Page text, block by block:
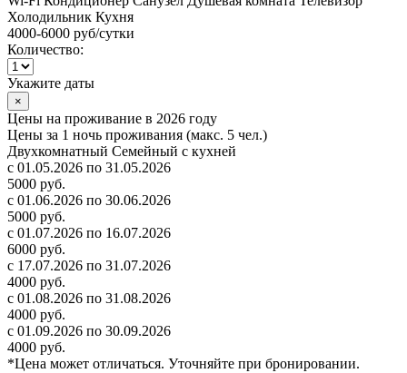
Холодильник Кухня
4000-6000 руб/сутки
Количество:
Укажите даты
×
Цены на проживание в 2026 году
Цены за 1 ночь проживания (макс. 5 чел.)
Двухкомнатный Семейный с кухней
с 01.05.2026 по 31.05.2026
5000 руб.
с 01.06.2026 по 30.06.2026
5000 руб.
с 01.07.2026 по 16.07.2026
6000 руб.
с 17.07.2026 по 31.07.2026
4000 руб.
с 01.08.2026 по 31.08.2026
4000 руб.
с 01.09.2026 по 30.09.2026
4000 руб.
*Цена может отличаться. Уточняйте при бронировании.